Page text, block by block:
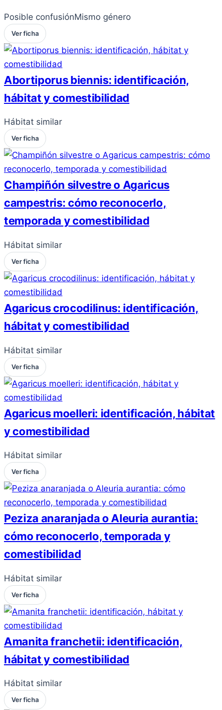
Posible confusiónMismo género
Ver ficha
Abortiporus biennis: identificación,
hábitat y comestibilidad
Hábitat similar
Ver ficha
Champiñón silvestre o Agaricus
campestris: cómo reconocerlo,
temporada y comestibilidad
Hábitat similar
Ver ficha
Agaricus crocodilinus: identificación,
hábitat y comestibilidad
Hábitat similar
Ver ficha
Agaricus moelleri: identificación, hábitat
y comestibilidad
Hábitat similar
Ver ficha
Peziza anaranjada o Aleuria aurantia:
cómo reconocerlo, temporada y
comestibilidad
Hábitat similar
Ver ficha
Amanita franchetii: identificación,
hábitat y comestibilidad
Hábitat similar
Ver ficha